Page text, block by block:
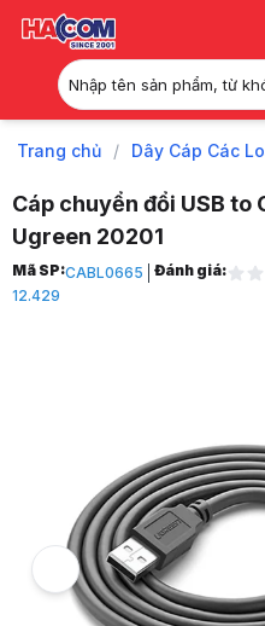
Nhập tên sản phẩm, từ
Trang chủ / Dây Cáp Các
Cáp chuyển đổi USB to
Ugreen 20201
Trang chủ
1
Hình ảnh và video sản phẩm
Cáp chuyển đổi USB to Com
Giá niêm yết:229.000 VND
Giá mua online:179.000 VND
Giá mua trả góp (6 tháng):
Trả góp qua thẻ VISA (12 tháng):
Giá đã bao gồm VAT
Mã sản phẩm:CABL0665
Mã SP:CABL0665 Đánh giá:
12.429